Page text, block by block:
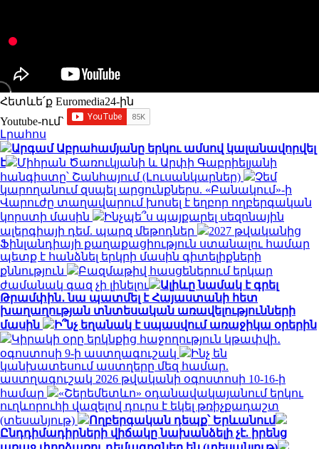
Հետևե՛ք Euromedia24-ին
Youtube-ում`
Լրահոս
Արգամ Աբրահամյանը երկու ամսով կալանավորվել
է
Միհրան Ծառուկյանի և Արփի Գաբրիելյանի
հանգիստը՝ Շանհայում (Լուսանկարներ)
Չեմ
կարողանում զսպել արցունքներս. «Բանակում»-ի
Վարուժը տաղավարում խոսել է եղբոր ողբերգական
կորստի մասին
Ինչպե՞ս պայքարել սեզոնային
ալերգիայի դեմ. պարզ մեթոդներ
2027 թվականից
Ֆինլանդիայի քաղաքացիություն ստանալու համար
պետք է հանձնել երկրի մասին գիտելիքների
քննություն
Բազմաթիվ հասցեներում երկար
ժամանակ գազ չի լինելու
Ալիևը նամակ է գրել
Թրամփին․ նա պատմել է Հայաստանի հետ
խաղաղության տնտեսական առավելությունների
մասին
Ի՞նչ եղանակ է սպասվում առաջիկա օրերին
Կիրակի օրը երկնքից հաջողություն կթափվի․
օգոստոսի 9-ի աստղագուշակ
Ինչ են
կանխատեսում աստղերը մեզ համար.
աստղագուշակ 2026 թվականի օգոստոսի 10-16-ի
համար
«Շերեմետևո» օդանավակայանում երկու
ուղևորուհի վազելով դուրս է եկել թռիչքադաշտ
(տեսանյութ)
Ողբերգական դեպք՝ Երևանում
Ընդդիմադիրների վիճակը նախանձելի չէ. իրենց